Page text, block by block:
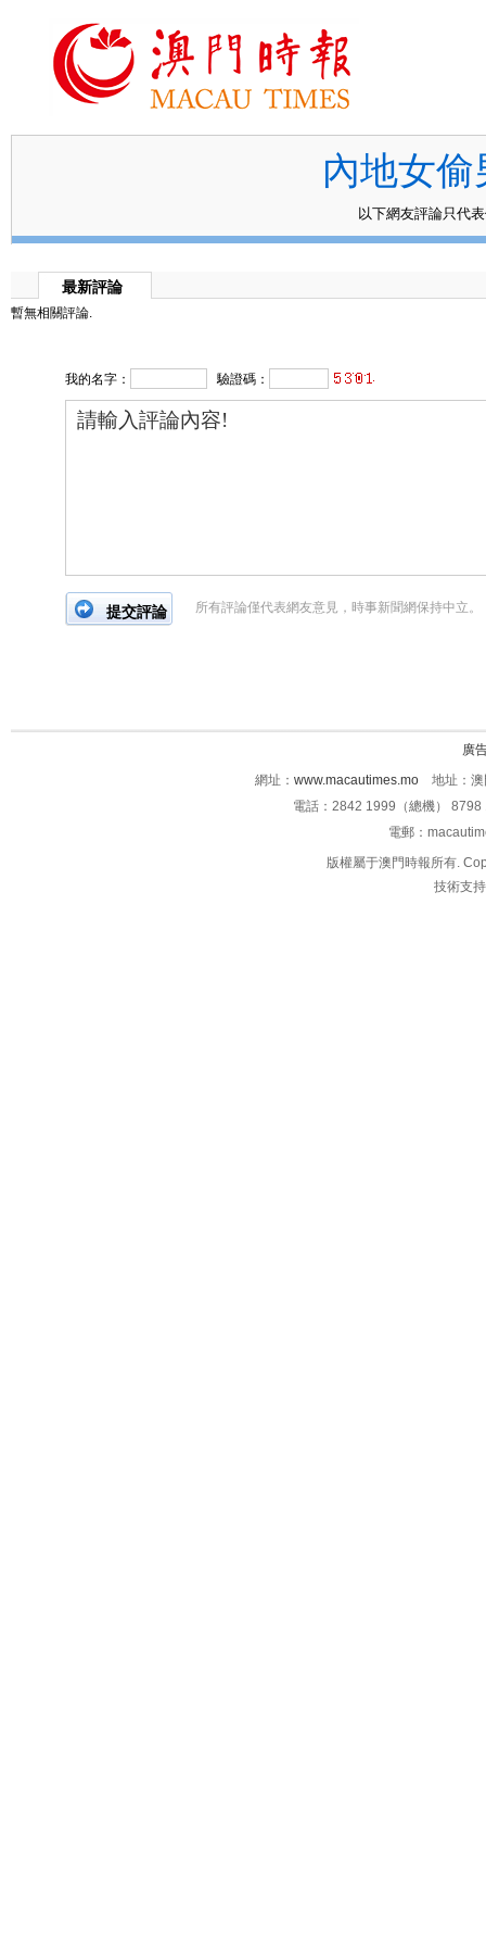
內地女
以下網友評論只代
最新評論
暫無相關評論.
我的名字： 驗證碼：
所有評論僅代表網友意見，時事新聞網保持中立。
廣
網址： www.macautimes.mo 地址：澳
電話：2842 1999（總機）
電郵：
版權屬于澳門時報所有.
技術支